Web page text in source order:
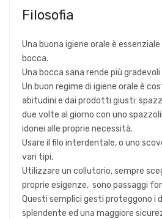
Filosofia
Una buona igiene orale è
bocca.
Una bocca sana rende più
Un buon regime di igiene orale è
abitudini e dai prodotti giusti:
due volte al giorno con uno
idonei alle proprie necessità.
Usare il filo interdentale, o uno
vari tipi.
Utilizzare un collutorio, sempre
proprie esigenze, sono passaggi
Questi semplici gesti proteggono i
splendente ed una maggiore